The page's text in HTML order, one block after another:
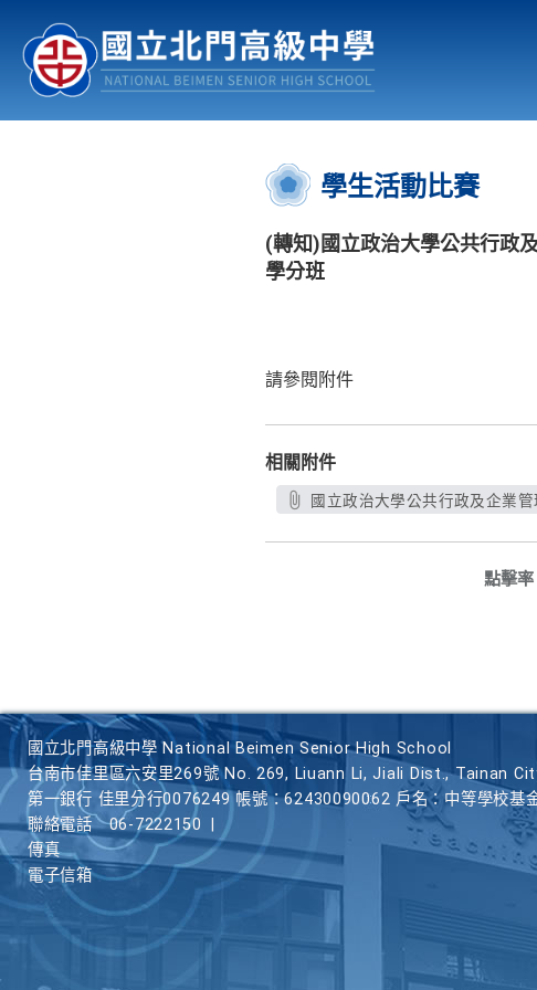
認識北中 行事曆
:::
學生活動比賽
(轉知)國立政治大學公共行政
學分班
請參閱附件
相關附件
國立政治大學公共行政及企業
點擊率
國立北門高級中學 National Beimen Senior High School
台南市佳里區六安里269號 No. 269, Liuann Li, Jiali Dist., Tainan
第一銀行 佳里分行0076249 帳號：62430090062 戶名：中等學校基
聯絡電話
06-7222150
傳真
電子信箱